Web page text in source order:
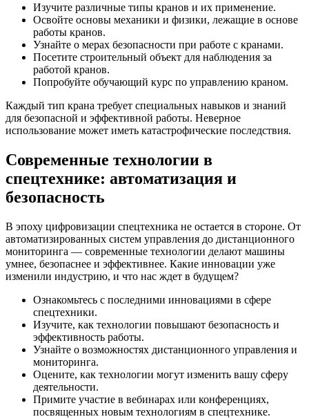
Изучите различные типы кранов и их применение.
Освойте основы механики и физики, лежащие в основе
работы кранов.
Узнайте о мерах безопасности при работе с кранами.
Посетите строительный объект для наблюдения за
работой кранов.
Попробуйте обучающий курс по управлению краном.
Каждый тип крана требует специальных навыков и знаний
для безопасной и эффективной работы. Неверное
использование может иметь катастрофические последствия.
Современные технологии в
спецтехнике: автоматизация и
безопасность
В эпоху цифровизации спецтехника не остается в стороне. От
автоматизированных систем управления до дистанционного
мониторинга — современные технологии делают машины
умнее, безопаснее и эффективнее. Какие инновации уже
изменили индустрию, и что нас ждет в будущем?
Ознакомьтесь с последними инновациями в сфере
спецтехники.
Изучите, как технологии повышают безопасность и
эффективность работы.
Узнайте о возможностях дистанционного управления и
мониторинга.
Оцените, как технологии могут изменить вашу сферу
деятельности.
Примите участие в вебинарах или конференциях,
посвященных новым технологиям в спецтехнике.